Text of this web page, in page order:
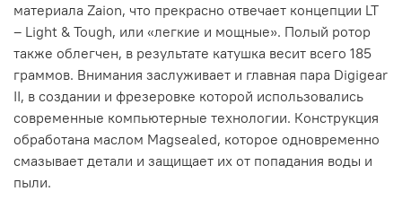
материала Zaion, что прекрасно отвечает концепции LT
– Light & Tough, или «легкие и мощные». Полый ротор
также облегчен, в результате катушка весит всего 185
граммов. Внимания заслуживает и главная пара Digigear
II, в создании и фрезеровке которой использовались
современные компьютерные технологии. Конструкция
обработана маслом Magsealed, которое одновременно
смазывает детали и защищает их от попадания воды и
пыли.